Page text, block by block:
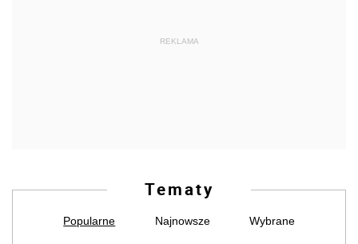
REKLAMA
Tematy
Popularne Najnowsze Wybrane